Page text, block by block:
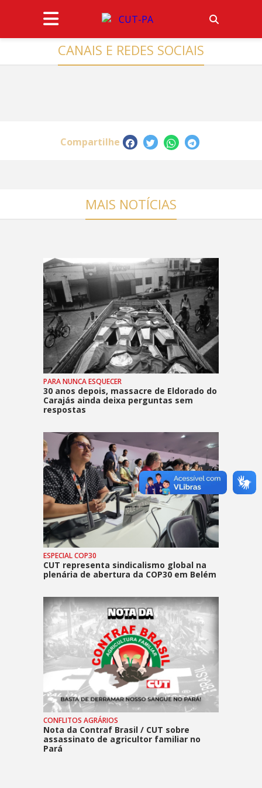
CANAIS E REDES SOCIAIS
Compartilhe
MAIS NOTÍCIAS
PARA NUNCA ESQUECER
30 anos depois, massacre de Eldorado do
Carajás ainda deixa perguntas sem
respostas
ESPECIAL COP30
CUT representa sindicalismo global na
plenária de abertura da COP30 em Belém
CONFLITOS AGRÁRIOS
Nota da Contraf Brasil / CUT sobre
assassinato de agricultor familiar no
Pará